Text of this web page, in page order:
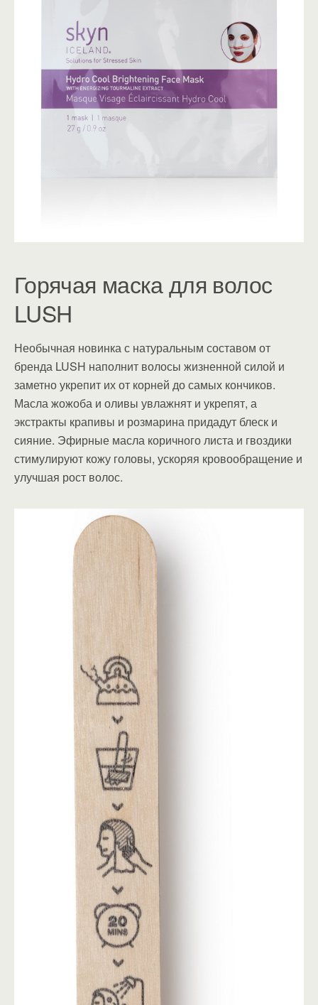
Горячая маска для волос
LUSH
Необычная новинка с натуральным составом от
бренда LUSH наполнит волосы жизненной силой и
заметно укрепит их от корней до самых кончиков.
Масла жожоба и оливы увлажнят и укрепят, а
экстракты крапивы и розмарина придадут блеск и
сияние. Эфирные масла коричного листа и гвоздики
стимулируют кожу головы, ускоряя кровообращение и
улучшая рост волос.